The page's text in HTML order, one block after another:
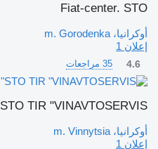
Fiat-center. STO
أوكرانيا، m. Gorodenka
إعلان 1
4.6 35 مراجعات
STO TIR "VINAVTOSERVIS"
أوكرانيا، m. Vinnytsia
إعلان 1